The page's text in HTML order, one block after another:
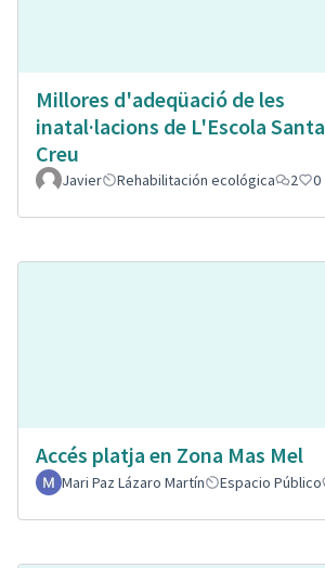
Millores d'adeqüació de les
inatal·lacions de L'Escola Santa
Creu
Javier Rehabilitación ecológica 2 0
Accés platja en Zona Mas Mel
Mari Paz Lázaro Martín
Espacio Público